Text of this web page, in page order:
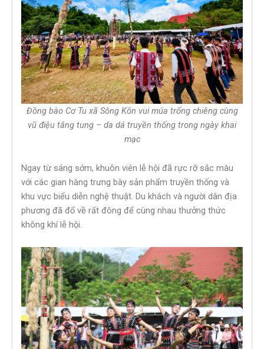
Đồng bào Cơ Tu xã Sông Kôn vui múa trống chiêng cùng
vũ điệu tâng tung – da dá truyền thống trong ngày khai
mạc
Ngay từ sáng sớm, khuôn viên lễ hội đã rực rỡ sắc màu
với các gian hàng trưng bày sản phẩm truyền thống và
khu vực biểu diễn nghệ thuật. Du khách và người dân địa
phương đã đổ về rất đông để cùng nhau thưởng thức
không khí lễ hội.